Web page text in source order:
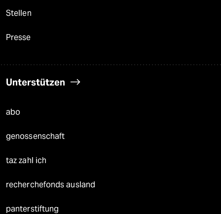
Stellen
Presse
Unterstützen
abo
genossenschaft
taz zahl ich
recherchefonds ausland
panterstiftung